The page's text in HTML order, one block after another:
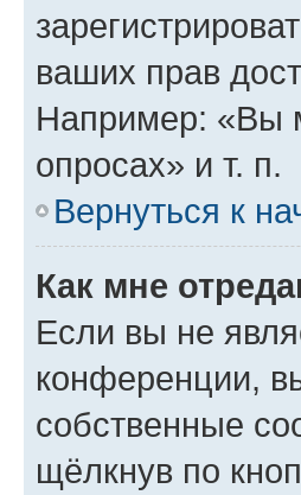
ваших прав
Например: «Вы
опросах» и т. п.
Вернуться к
Как мне
Если вы не
конференции,
собственные
щёлкнув по